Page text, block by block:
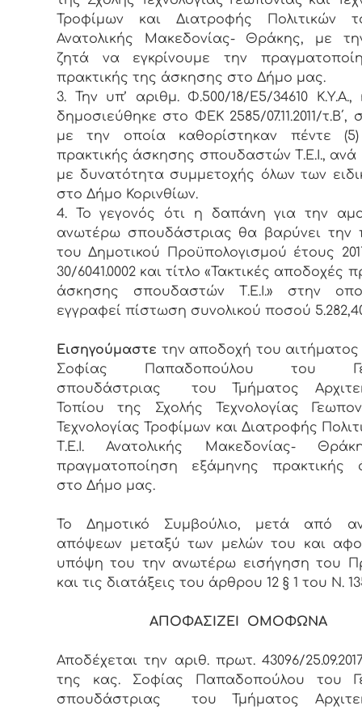
Τροφίμων και Διατροφής Πολιτικών
Ανατολικής Μακεδονίας- Θράκης, με
ζητά να εγκρίνουμε την
πρακτικής της άσκησης στο Δήμο μας.
3. Την υπ’ αριθμ. Φ.500/18/Ε5/34610
δημοσιεύθηκε στο ΦΕΚ 2585/07.11.2011/
με την οποία καθορίστηκαν πέντε (5)
πρακτικής άσκησης σπουδαστών Τ.Ε.Ι., ανά
με δυνατότητα συμμετοχής όλων των
στο Δήμο Κορινθίων.
4. Το γεγονός ότι η δαπάνη για την
ανωτέρω σπουδάστριας θα βαρύνει την
του Δημοτικού Προϋπολογισμού έτους
30/6041.0002 και τίτλο «Τακτικές αποδοχές
άσκησης σπουδαστών Τ.Ε.Ι.» στην
εγγραφεί πίστωση συνολικού ποσού
Εισηγούμαστε την αποδοχή του αιτήματος
Σοφίας Παπαδοπούλου του
σπουδάστριας του Τμήματος
Τοπίου της Σχολής Τεχνολογίας
Τεχνολογίας Τροφίμων και Διατροφής
Τ.Ε.Ι. Ανατολικής Μακεδονίας-
πραγματοποίηση εξάμηνης πρακτικής
στο Δήμο μας.
Το Δημοτικό Συμβούλιο, μετά από
απόψεων μεταξύ των μελών του και
υπόψη του την ανωτέρω εισήγηση του
και τις διατάξεις του άρθρου 12 § 1 του Ν.
ΑΠΟΦΑΣΙΖΕΙ ΟΜΟΦΩΝΑ
Αποδέχεται την αριθ. πρωτ. 43096/
της κας. Σοφίας Παπαδοπούλου του
σπουδάστριας του Τμήματος